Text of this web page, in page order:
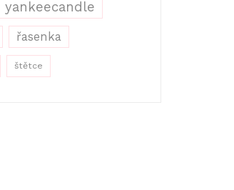
yankeecandle
řasenka
štětce